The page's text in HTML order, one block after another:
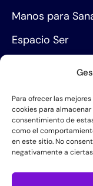
Para ofrecer las
cookies para
consentimiento de
como el
en este sitio. No
negativamente a
Manos para
Espacio Ser
Proyección
Hazte socio
Grupos de